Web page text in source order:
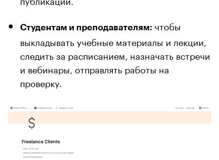
Студентам и преподавателям: чтобы
выкладывать учебные материалы и лекции,
следить за расписанием, назначать встречи
и вебинары, отправлять работы на
проверку.